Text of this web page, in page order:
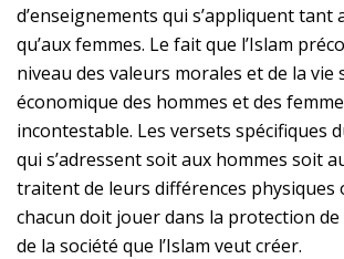
d’enseignements qui s’appliquent tant
qu’aux femmes. Le fait que l’Islam
niveau des valeurs morales et de la
économique des hommes et des
incontestable. Les versets spécifiques
qui s’adressent soit aux hommes soit
traitent de leurs différences physiques
chacun doit jouer dans la protection
de la société que l’Islam veut créer.